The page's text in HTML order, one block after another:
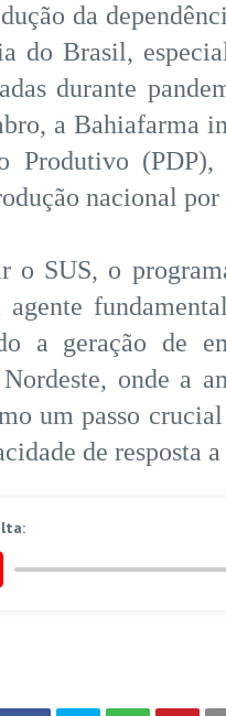
da
do Brasil,
durante
a Bahiafarma
Produtivo
nacional
o SUS, o
agente
a geração de
onde a
um passo
de resposta